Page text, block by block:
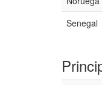
Senegal